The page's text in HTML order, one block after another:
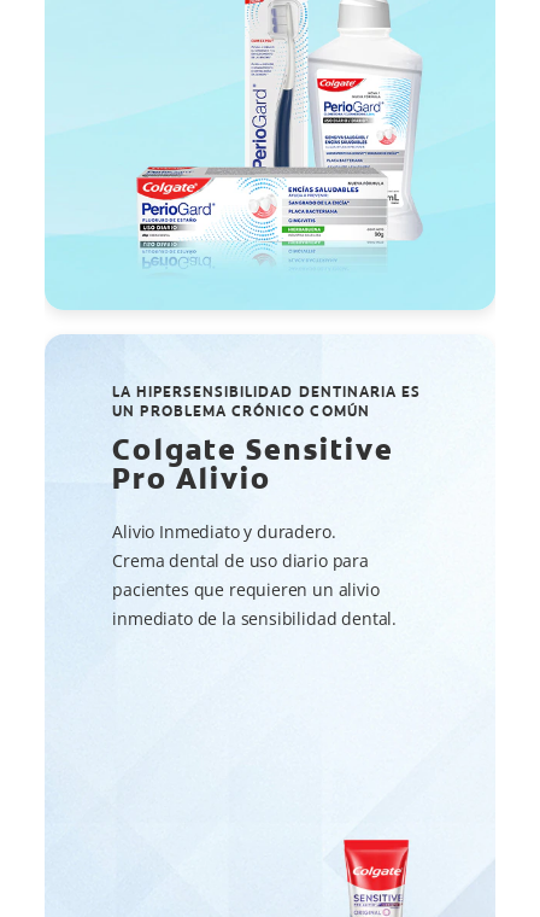
LA HIPERSENSIBILIDAD DENTINARIA ES
UN PROBLEMA CRÓNICO COMÚN
Colgate Sensitive
Pro Alivio
Alivio Inmediato y duradero.
Crema dental de uso diario para
pacientes que requieren un alivio
inmediato de la sensibilidad dental.